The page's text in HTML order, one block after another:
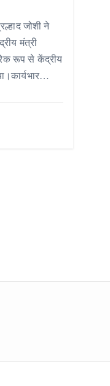
जोशी ने
मंत्री
रूप से केंद्रीय